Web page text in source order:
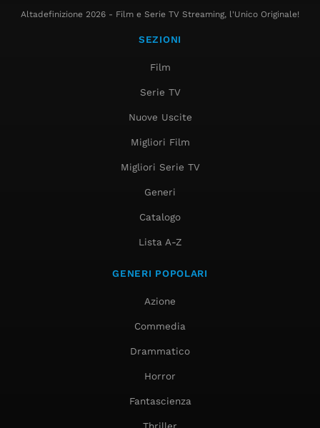
Altadefinizione 2026 - Film e Serie TV Streaming, l'Unico Originale!
SEZIONI
Film
Serie TV
Nuove Uscite
Migliori Film
Migliori Serie TV
Generi
Catalogo
Lista A-Z
GENERI POPOLARI
Azione
Commedia
Drammatico
Horror
Fantascienza